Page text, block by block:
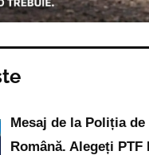
Mesaj de la Poliția
Română. Alegeți PTF